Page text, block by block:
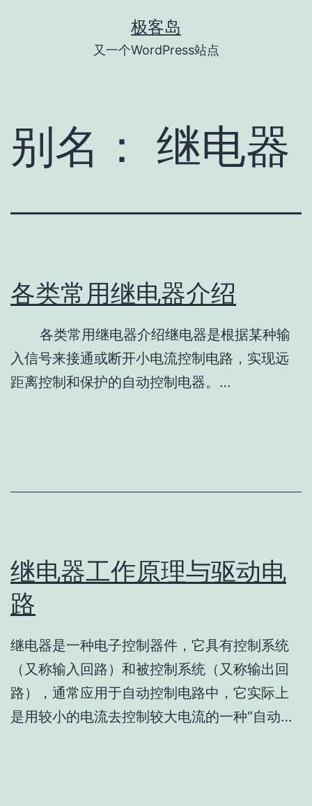
极客岛
又一个WordPress站点
别名： 继电器
​各类常用继电器介绍
各类常用继电器介绍继电器是根据某种输
入信号来接通或断开小电流控制电路，实现远
距离控制和保护的自动控制电器。…
继电器工作原理与驱动电
路
继电器是一种电子控制器件，它具有控制系统
（又称输入回路）和被控制系统（又称输出回
路），通常应用于自动控制电路中，它实际上
是用较小的电流去控制较大电流的一种“自动…